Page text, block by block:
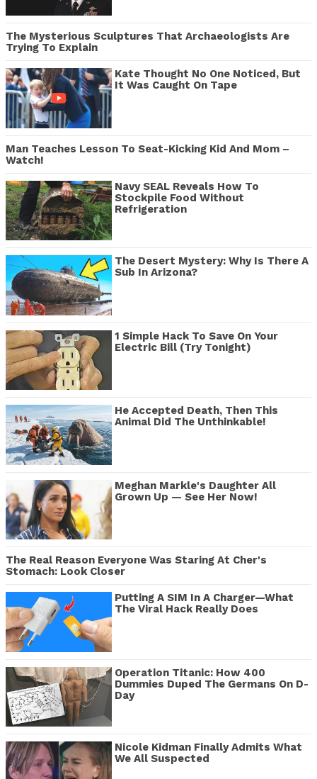
The Mysterious Sculptures That Archaeologists Are
Trying To Explain
Kate Thought No One Noticed, But
It Was Caught On Tape
Man Teaches Lesson To Seat-Kicking Kid And Mom –
Watch!
Navy SEAL Reveals How To
Stockpile Food Without
Refrigeration
The Desert Mystery: Why Is There A
Sub In Arizona?
1 Simple Hack To Save On Your
Electric Bill (Try Tonight)
He Accepted Death, Then This
Animal Did The Unthinkable!
Meghan Markle's Daughter All
Grown Up — See Her Now!
The Real Reason Everyone Was Staring At Cher's
Stomach: Look Closer
Putting A SIM In A Charger—What
The Viral Hack Really Does
Operation Titanic: How 400
Dummies Duped The Germans On D-
Day
Nicole Kidman Finally Admits What
We All Suspected